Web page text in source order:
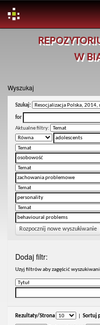
W
Wyszukaj
Szukaj:
for
Aktualne filtry:
Rozpocznij nowe wyszukiwanie
Dodaj filtr:
Uzyj filtrów aby zagęścić
Rezultaty/Strona Sortuj